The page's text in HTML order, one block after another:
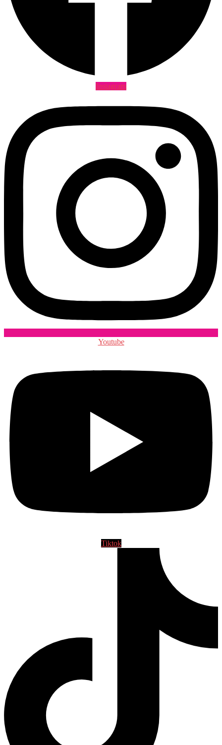
Instagram
Youtube
Tiktok